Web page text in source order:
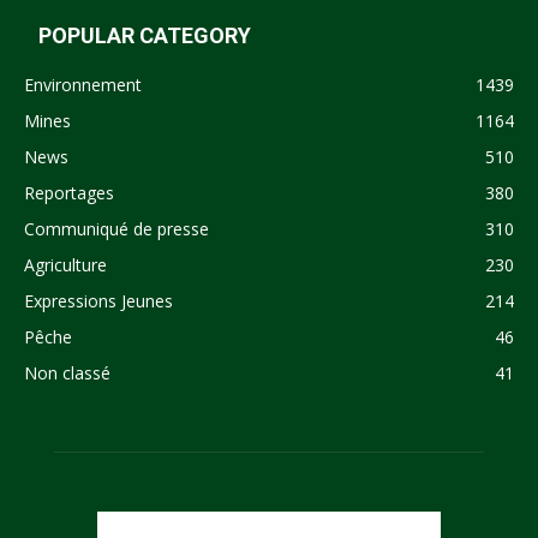
POPULAR CATEGORY
Environnement
1439
Mines
1164
News
510
Reportages
380
Communiqué de presse
310
Agriculture
230
Expressions Jeunes
214
Pêche
46
Non classé
41